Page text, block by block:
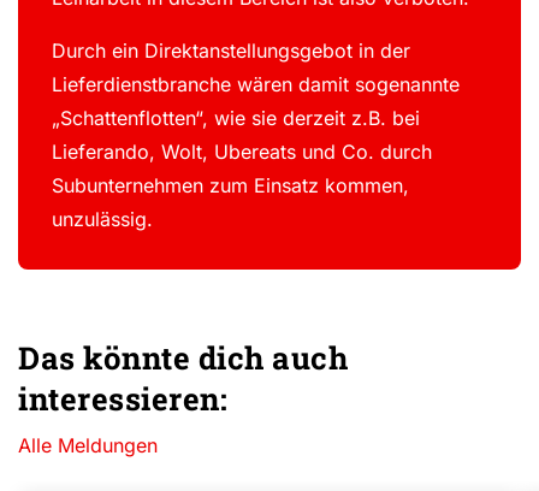
Durch ein Direktanstellungsgebot in der
Lieferdienstbranche wären damit sogenannte
„Schattenflotten“, wie sie derzeit z.B. bei
Lieferando, Wolt, Ubereats und Co. durch
Subunternehmen zum Einsatz kommen,
unzulässig.
Das könnte dich auch
interessieren:
Alle Meldungen